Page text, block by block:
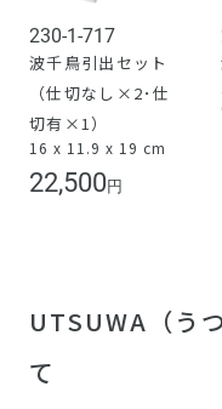
230-1-717
波千鳥引出セット
（仕切なし×2･仕
切有×1）
16 x 11.9 x 19 cm
22,500 円
UTSUWA（う
て